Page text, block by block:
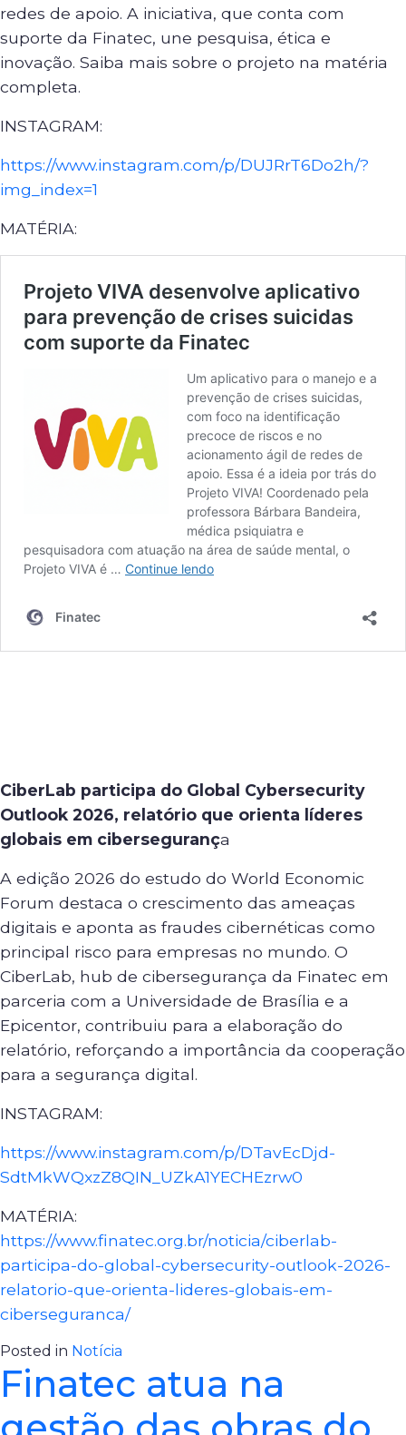
redes de apoio. A iniciativa, que conta com
suporte da Finatec, une pesquisa, ética e
inovação. Saiba mais sobre o projeto na matéria
completa.
INSTAGRAM:
https://www.instagram.com/p/DUJRrT6Do2h/?
img_index=1
MATÉRIA:
CiberLab participa do Global Cybersecurity
Outlook 2026, relatório que orienta líderes
globais em cibersegurança
A edição 2026 do estudo do World Economic
Forum destaca o crescimento das ameaças
digitais e aponta as fraudes cibernéticas como
principal risco para empresas no mundo. O
CiberLab, hub de cibersegurança da Finatec em
parceria com a Universidade de Brasília e a
Epicentor, contribuiu para a elaboração do
relatório, reforçando a importância da cooperação
para a segurança digital.
INSTAGRAM:
https://www.instagram.com/p/DTavEcDjd-
SdtMkWQxzZ8QIN_UZkA1YECHEzrw0
MATÉRIA:
https://www.finatec.org.br/noticia/ciberlab-
participa-do-global-cybersecurity-outlook-2026-
relatorio-que-orienta-lideres-globais-em-
ciberseguranca/
Posted in Notícia
Finatec atua na